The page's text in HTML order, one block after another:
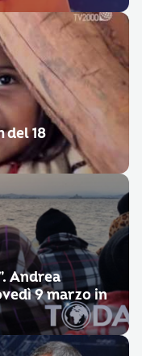
del 18
Andrea
9 marzo in